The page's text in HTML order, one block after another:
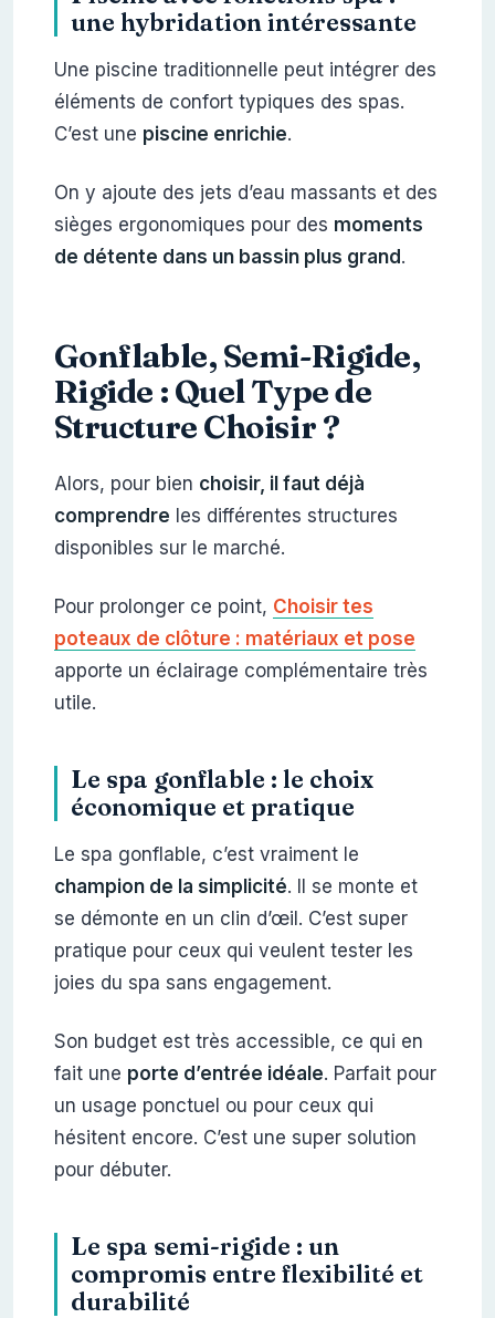
une hybridation intéressante
Une piscine traditionnelle peut intégrer des
éléments de confort typiques des spas.
C’est une piscine enrichie.
On y ajoute des jets d’eau massants et des
sièges ergonomiques pour des moments
de détente dans un bassin plus grand.
Gonflable, Semi-Rigide,
Rigide : Quel Type de
Structure Choisir ?
Alors, pour bien choisir, il faut déjà
comprendre les différentes structures
disponibles sur le marché.
Pour prolonger ce point, Choisir tes
poteaux de clôture : matériaux et pose
apporte un éclairage complémentaire très
utile.
Le spa gonflable : le choix
économique et pratique
Le spa gonflable, c’est vraiment le
champion de la simplicité. Il se monte et
se démonte en un clin d’œil. C’est super
pratique pour ceux qui veulent tester les
joies du spa sans engagement.
Son budget est très accessible, ce qui en
fait une porte d’entrée idéale. Parfait pour
un usage ponctuel ou pour ceux qui
hésitent encore. C’est une super solution
pour débuter.
Le spa semi-rigide : un
compromis entre flexibilité et
durabilité